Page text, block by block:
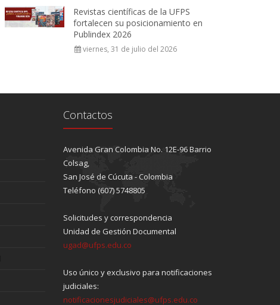
Revistas científicas de la UFPS
fortalecen su posicionamiento en
Publindex 2026
viernes, 31 de julio del 2026
Contactos
Avenida Gran Colombia No. 12E-96 Barrio
Colsag,
San José de Cúcuta - Colombia
Teléfono (607) 5748805
Solicitudes y correspondencia
Unidad de Gestión Documental
ugad@ufps.edu.co
Uso único y exclusivo para notificaciones
judiciales:
notificacionesjudiciales@ufps.edu.co